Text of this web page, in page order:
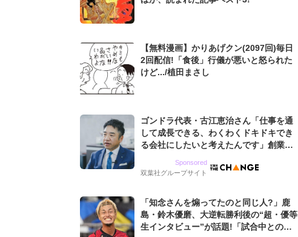
【無料漫画】かりあげクン(2097回)毎日
2回配信!「食後」行儀が悪いと怒られた
けど.../植田まさし
ゴンドラ代表・古江恵治さん「仕事を通
して成長できる、わくわくドキドキでき
る会社にしたいと考えたんです」創業来
グ会社のアイデンティティ
Sponsored
双葉社グループサイト
「知念さんを煽ってたのと同じ人?」鹿
島・鈴木優磨、大逆転勝利後の“超・優等
生インタビュー”が話題!「試合中とのギ